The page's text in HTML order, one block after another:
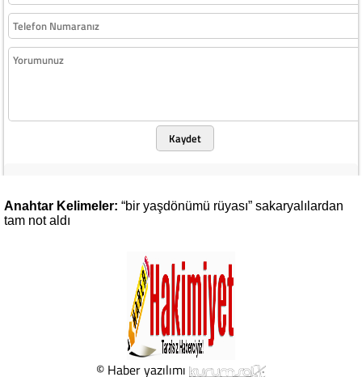
Kaydet
Anahtar Kelimeler: “bir yaşdönümü rüyası” sakaryalılardan
tam not aldı
© Haber yazılımı